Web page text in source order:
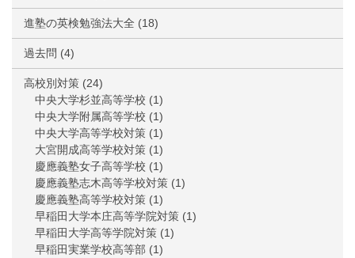
進塾の英検勉強法大全 (18)
過去問 (4)
高校別対策 (24)
中央大学杉並高等学校 (1)
中央大学附属高等学校 (1)
中央大学高等学校対策 (1)
大宮開成高等学校対策 (1)
慶應義塾女子高等学校 (1)
慶應義塾志木高等学校対策 (1)
慶應義塾高等学校対策 (1)
早稲田大学本庄高等学院対策 (1)
早稲田大学高等学院対策 (1)
早稲田実業学校高等部 (1)